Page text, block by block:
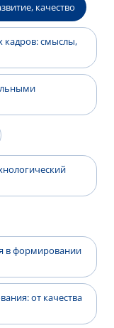
качество
кадров: смыслы,
в формировании
от качества